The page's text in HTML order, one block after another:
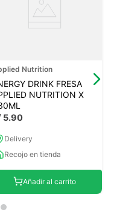
Nutrition
DRINK FRESA
NUTRITION X
5.90
Delivery
Recojo en tienda
Añadir al carrito